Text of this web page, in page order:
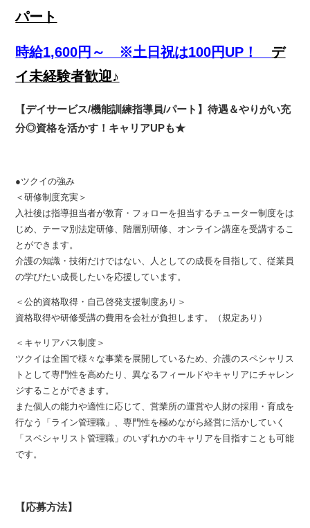
パート
時給1,600円～ ※土日祝は100円UP！ デ
イ未経験者歓迎♪
【デイサービス/機能訓練指導員/パート】待遇＆やりがい充
分◎資格を活かす！キャリアUPも★
●ツクイの強み
＜研修制度充実＞
入社後は指導担当者が教育・フォローを担当するチューター制度をは
じめ、テーマ別法定研修、階層別研修、オンライン講座を受講するこ
とができます。
介護の知識・技術だけではない、人としての成長を目指して、従業員
の学びたい成長したいを応援しています。
＜公的資格取得・自己啓発支援制度あり＞
資格取得や研修受講の費用を会社が負担します。（規定あり）
＜キャリアパス制度＞
ツクイは全国で様々な事業を展開しているため、介護のスペシャリス
トとして専門性を高めたり、異なるフィールドやキャリアにチャレン
ジすることができます。
また個人の能力や適性に応じて、営業所の運営や人財の採用・育成を
行なう「ライン管理職」、専門性を極めながら経営に活かしていく
「スペシャリスト管理職」のいずれかのキャリアを目指すことも可能
です。
【応募方法】